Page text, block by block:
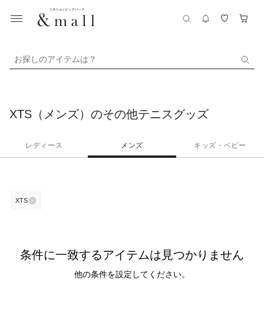
お探しのアイテムは？
XTS（メンズ）のその他テニスグッズ
レディース メンズ キッズ・ベビー
XTS
条件に一致するアイテムは見つかりません
他の条件を設定してください。